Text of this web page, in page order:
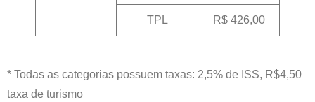
TPL R$ 426,00
* Todas as categorias possuem taxas: 2,5% de ISS, R$4,50
taxa de turismo